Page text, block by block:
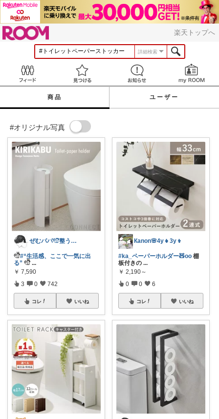
楽天トップへ
詳細検索
見つける お知らせ
商品 ユーザー
#オリジナル写真
ぜむパパ𓏲𓎨整う暮らしのお手伝い
𓏲𓎨#“生活感、ここで一気に出
る” 𓏲𓎨 ...
￥ 7,590
3 0 742
コレ いいね
Кanon🌸4y👧3y👦
#ka_ペーパーホルダー🧸oo 棚
板付きの ...
￥ 2,190～
0 0 6
コレ いいね